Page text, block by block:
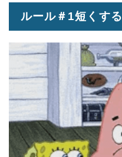
ルール＃1短くする